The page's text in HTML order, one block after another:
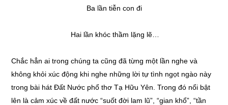
Ba lần tiễn con đi
Hai lần khóc thầm lặng lẽ…
Chắc hẳn ai trong chúng ta cũng đã từng một lần nghe và
không khỏi xúc động khi nghe những lời tự tình ngọt ngào này
trong bài hát Đất Nước phổ thơ Tạ Hữu Yên. Trong đó nổi bật
lên là cảm xúc về đất nước “suốt đời lam lũ”, “gian khổ”, “tần